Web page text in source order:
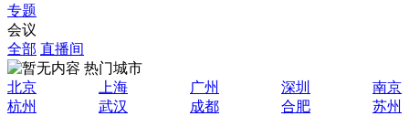
专题
会议
全部 直播间
热门城市
北京
上海 广州 深圳
南京
杭州
武汉 成都 合肥
苏州